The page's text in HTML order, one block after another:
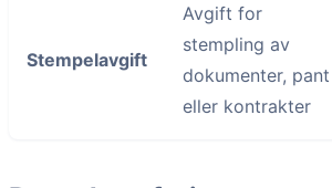
Stempelavgift
Avgift for
stempling av
dokumenter, pant
eller kontrakter